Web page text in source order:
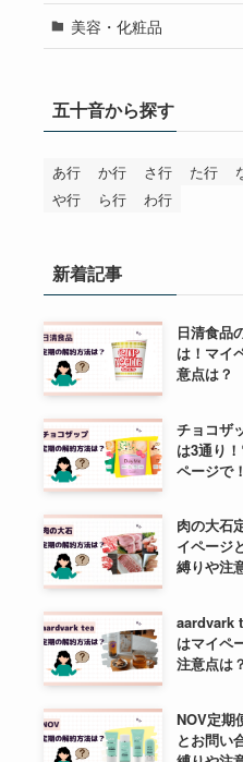
美容・化粧品
五十音から探す
あ行 か行 さ行 た行
や行
ら行 わ行
新着記事
日清食品
は！マイ
意点は？
チョコザ
は3通り
ページで
肉の大石
イページ
縛りや注
aardvark
はマイペ
注意点は？
NOV定期
とお問い